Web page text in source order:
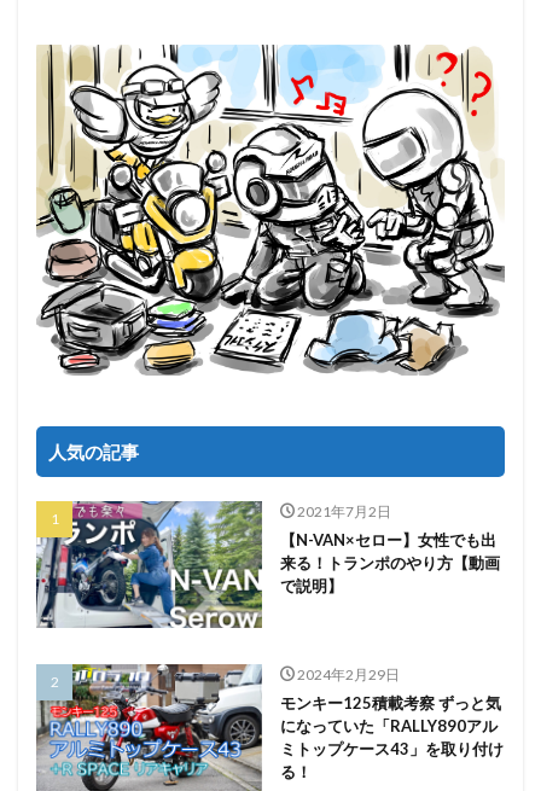
人気の記事
2021年7月2日
【N-VAN×セロー】女性でも出
来る！トランポのやり方【動画
で説明】
2024年2月29日
モンキー125積載考察 ずっと気
になっていた「RALLY890アル
ミトップケース43」を取り付け
る！